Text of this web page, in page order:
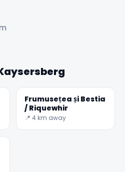
Frumusețea și Bestia
/ Riquewhir
📍 4 km away
2026